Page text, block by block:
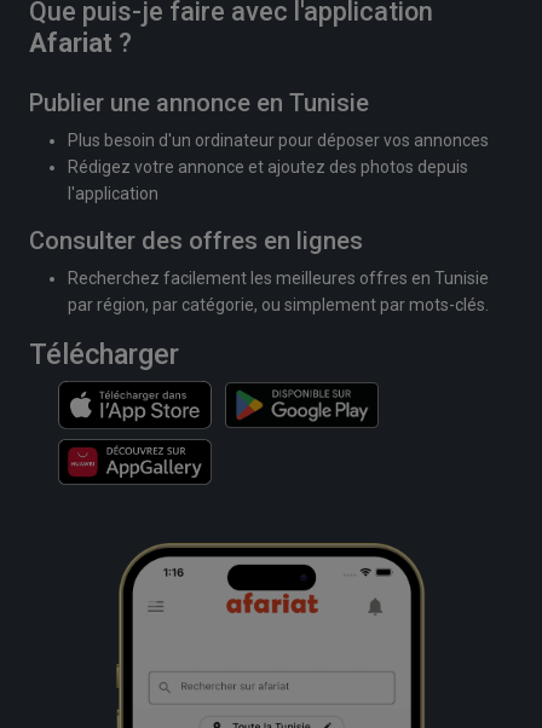
Que puis-je faire avec l'application
Afariat ?
Publier une annonce en Tunisie
Plus besoin d'un ordinateur pour déposer vos annonces
Rédigez votre annonce et ajoutez des photos depuis
l'application
Consulter des offres en lignes
Recherchez facilement les meilleures offres en Tunisie
par région, par catégorie, ou simplement par mots-clés.
Télécharger